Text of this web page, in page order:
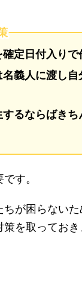
定日付入りで
義人に渡し自
るならばきち
す。
が困らない
を取っておき